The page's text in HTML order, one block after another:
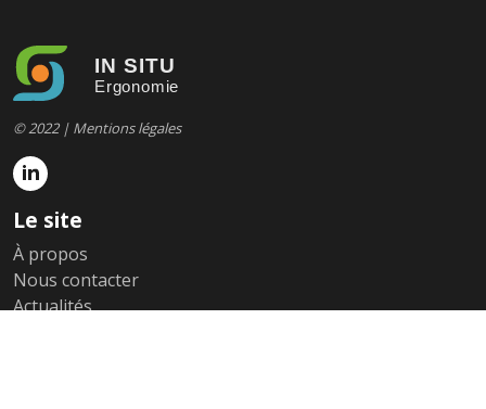
© 2022 | Mentions légales
Le site
À propos
Nous contacter
Actualités